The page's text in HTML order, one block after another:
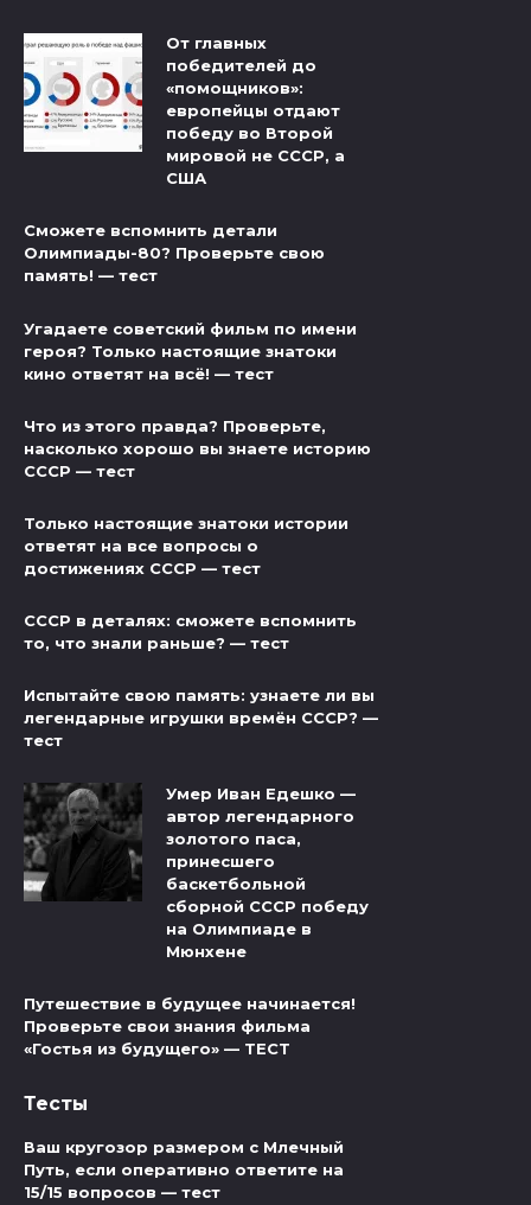
От главных
победителей до
«помощников»:
европейцы отдают
победу во Второй
мировой не СССР, а
США
Сможете вспомнить детали
Олимпиады-80? Проверьте свою
память! — тест
Угадаете советский фильм по имени
героя? Только настоящие знатоки
кино ответят на всё! — тест
Что из этого правда? Проверьте,
насколько хорошо вы знаете историю
СССР — тест
Только настоящие знатоки истории
ответят на все вопросы о
достижениях СССР — тест
СССР в деталях: сможете вспомнить
то, что знали раньше? — тест
Испытайте свою память: узнаете ли вы
легендарные игрушки времён СССР? —
тест
Умер Иван Едешко —
автор легендарного
золотого паса,
принесшего
баскетбольной
сборной СССР победу
на Олимпиаде в
Мюнхене
Путешествие в будущее начинается!
Проверьте свои знания фильма
«Гостья из будущего» — ТЕСТ
Тесты
Ваш кругозор размером с Млечный
Путь, если оперативно ответите на
15/15 вопросов — тест